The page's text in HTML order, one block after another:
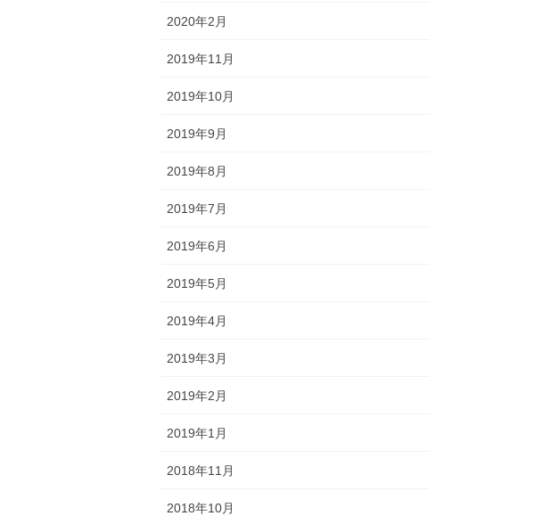
2020年2月
2019年11月
2019年10月
2019年9月
2019年8月
2019年7月
2019年6月
2019年5月
2019年4月
2019年3月
2019年2月
2019年1月
2018年11月
2018年10月